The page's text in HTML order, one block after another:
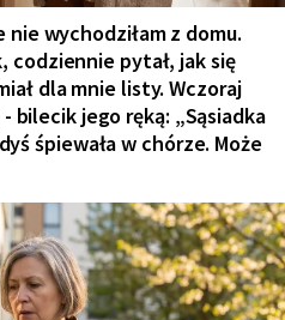
nie wychodziłam z domu.
codziennie pytał, jak się
dla mnie listy. Wczoraj
bilecik jego ręką: „Sąsiadka
śpiewała w chórze. Może